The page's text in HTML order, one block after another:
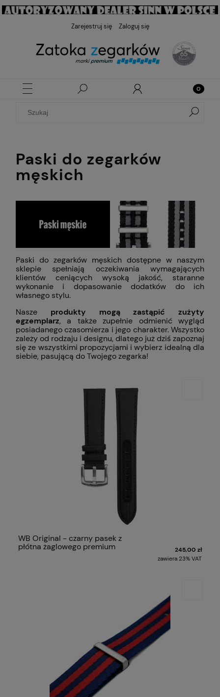
Zarejestruj się Zaloguj się
Paski do zegarków
męskich
Paski do zegarków męskich dostępne w naszym
sklepie spełniają oczekiwania wymagających
klientów ceniących wysoką jakość, staranne
wykonanie i dopasowanie dodatków do ich
własnego stylu.
Nasze produkty mogą zastąpić zużyty
egzemplarz, a także zupełnie odmienić wygląd
posiadanego czasomierza i jego charakter. Wszystko
zależy od rodzaju i designu, dlatego już dziś zapoznaj
się ze wszystkimi propozycjami i wybierz idealną dla
siebie, pasującą do Twojego zegarka!
WB Original - czarny pasek z
płótna żaglowego premium
245,00 zł
zawiera 23% VAT